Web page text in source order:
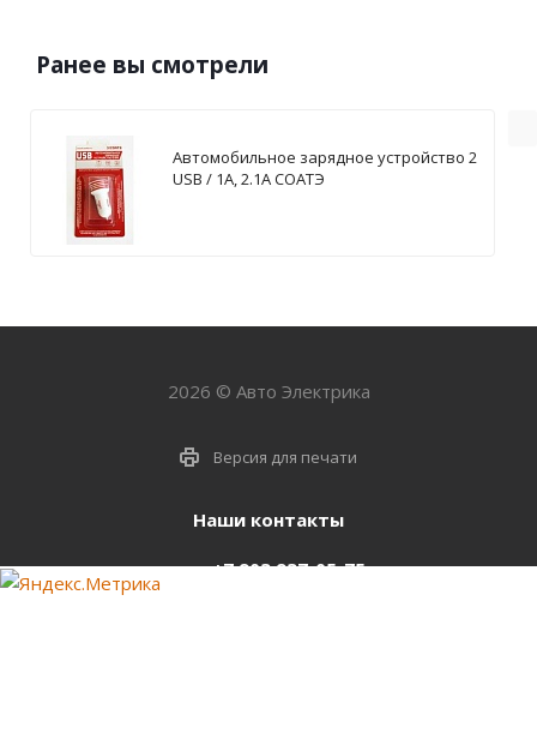
Ранее вы смотрели
Автомобильное зарядное устройство 2
USB / 1А, 2.1А СОАТЭ
2026 © Авто Электрика
Версия для печати
Наши контакты
+7 903 937-05-75